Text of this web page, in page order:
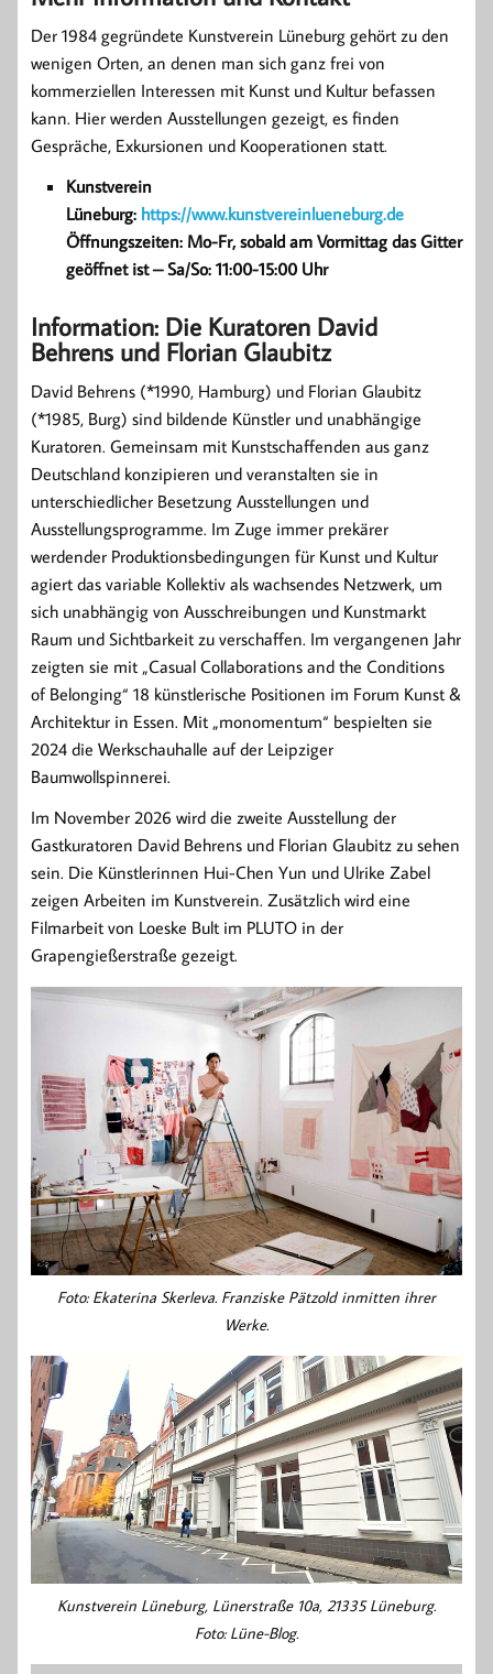
Der 1984 gegründete Kunstverein Lüneburg gehört zu den
wenigen Orten, an denen man sich ganz frei von
kommerziellen Interessen mit Kunst und Kultur befassen
kann. Hier werden Ausstellungen gezeigt, es finden
Gespräche, Exkursionen und Kooperationen statt.
Kunstverein
Lüneburg: https://www.kunstvereinlueneburg.de
Öffnungszeiten: Mo-Fr, sobald am Vormittag das Gitter
geöffnet ist – Sa/So: 11:00-15:00 Uhr
Information: Die Kuratoren David
Behrens und Florian Glaubitz
David Behrens (*1990, Hamburg) und Florian Glaubitz
(*1985, Burg) sind bildende Künstler und unabhängige
Kuratoren. Gemeinsam mit Kunstschaffenden aus ganz
Deutschland konzipieren und veranstalten sie in
unterschiedlicher Besetzung Ausstellungen und
Ausstellungsprogramme. Im Zuge immer prekärer
werdender Produktionsbedingungen für Kunst und Kultur
agiert das variable Kollektiv als wachsendes Netzwerk, um
sich unabhängig von Ausschreibungen und Kunstmarkt
Raum und Sichtbarkeit zu verschaffen. Im vergangenen Jahr
zeigten sie mit „Casual Collaborations and the Conditions
of Belonging“ 18 künstlerische Positionen im Forum Kunst &
Architektur in Essen. Mit „monomentum“ bespielten sie
2024 die Werkschauhalle auf der Leipziger
Baumwollspinnerei.
Im November 2026 wird die zweite Ausstellung der
Gastkuratoren David Behrens und Florian Glaubitz zu sehen
sein. Die Künstlerinnen Hui-Chen Yun und Ulrike Zabel
zeigen Arbeiten im Kunstverein. Zusätzlich wird eine
Filmarbeit von Loeske Bult im PLUTO in der
Grapengießerstraße gezeigt.
Foto: Ekaterina Skerleva. Franziske Pätzold inmitten ihrer
Werke.
Kunstverein Lüneburg, Lünerstraße 10a, 21335 Lüneburg.
Foto: Lüne-Blog.